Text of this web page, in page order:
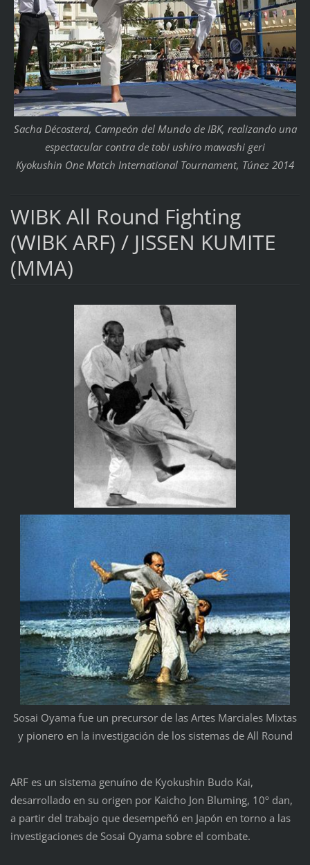
Sacha Décosterd, Campeón del Mundo de IBK, realizando una
espectacular contra de tobi ushiro mawashi geri
Kyokushin One Match International Tournament, Túnez 2014
WIBK All Round Fighting
(WIBK ARF) / JISSEN KUMITE
(MMA)
Sosai Oyama fue un precursor de las Artes Marciales Mixtas
y pionero en la investigación de los sistemas de All Round
ARF es un sistema genuíno de Kyokushin Budo Kai,
desarrollado en su origen por Kaicho Jon Bluming, 10º dan,
a partir del trabajo que desempeñó en Japón en torno a las
investigaciones de Sosai Oyama sobre el combate.